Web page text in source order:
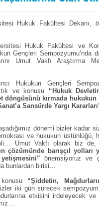
Hukuk Fakültesi
Hukuk Fakültesi ve
Gençleri Sempozyumu’nda
Umut Vakfı Araştırma
Hukukun Gençleri
ve konusu “Hukuk
döngüsünü kırmada
Sansürde Yargı
dönemi bizler kadar
ve hukukun
Umut Vakfı olarak biz de,
çözümünde barışçıl
yetişmesini”önemsiyoruz ve
bunlardan birisi…
“Şiddetin,
iki gün sürecek
etkisini irdeleyecek